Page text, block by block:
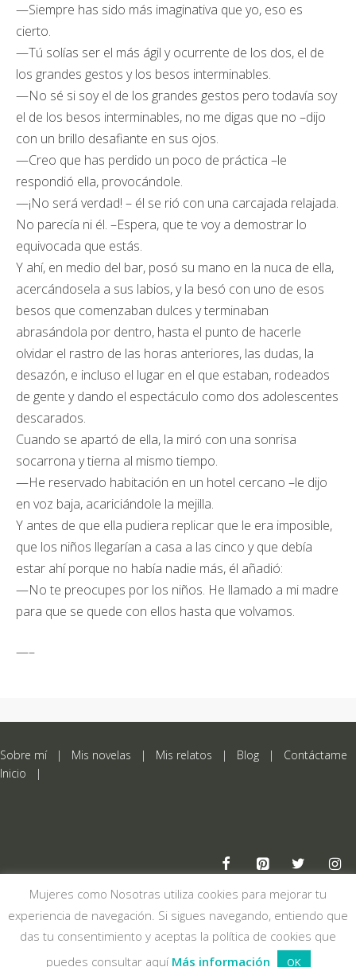
—Siempre has sido más imaginativa que yo, eso es
cierto.
—Tú solías ser el más ágil y ocurrente de los dos, el de
los grandes gestos y los besos interminables.
—No sé si soy el de los grandes gestos pero todavía soy
el de los besos interminables, no me digas que no –dijo
con un brillo desafiante en sus ojos.
—Creo que has perdido un poco de práctica –le
respondió ella, provocándole.
—¡No será verdad! – él se rió con una carcajada relajada.
No parecía ni él. –Espera, que te voy a demostrar lo
equivocada que estás.
Y ahí, en medio del bar, posó su mano en la nuca de ella,
acercándosela a sus labios, y la besó con uno de esos
besos que comenzaban dulces y terminaban
abrasándola por dentro, hasta el punto de hacerle
olvidar el rastro de las horas anteriores, las dudas, la
desazón, e incluso el lugar en el que estaban, rodeados
de gente y dando el espectáculo como dos adolescentes
descarados.
Cuando se apartó de ella, la miró con una sonrisa
socarrona y tierna al mismo tiempo.
—He reservado habitación en un hotel cercano –le dijo
en voz baja, acariciándole la mejilla.
Y antes de que ella pudiera replicar que le era imposible,
que los niños llegarían a casa a las cinco y que debía
estar ahí porque no había nadie más, él añadió:
—No te preocupes por los niños. He llamado a mi madre
para que se quede con ellos hasta que volvamos.
—–
Sobre mí| Mis novelas | Mis relatos | Blog | Contáctame
Inicio |
Política de privacidad
© 2026 María Montesinos
Mujeres como Nosotras utiliza cookies para mejorar tu
experiencia de navegación. Si sigues navegando, entiendo que
das tu consentimiento y aceptas la política de cookies que
puedes consultar aquí Más información OK